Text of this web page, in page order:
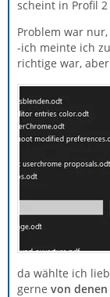
scheint in Profil
Problem war
-ich meinte ich
richtige war,
da wählte ich
gerne von